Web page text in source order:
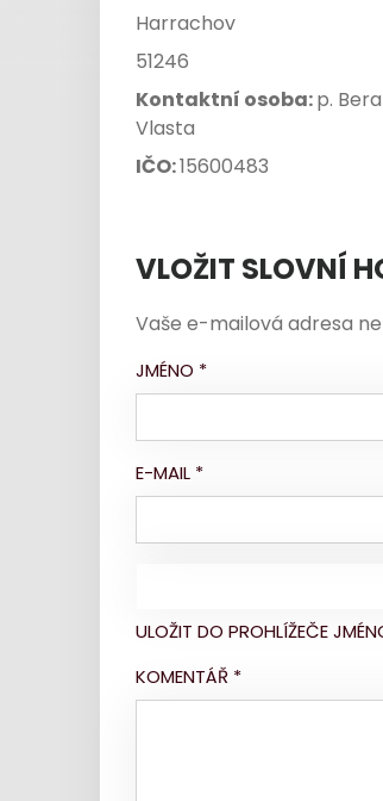
Harrachov
51246
Kontaktní osoba:p.
Vlasta
IČO:15600483
VLOŽIT SLOVNÍ
Vaše e-mailová adresa
JMÉNO *
E-MAIL *
ULOŽIT DO PROHLÍŽEČE
KOMENTÁŘ *